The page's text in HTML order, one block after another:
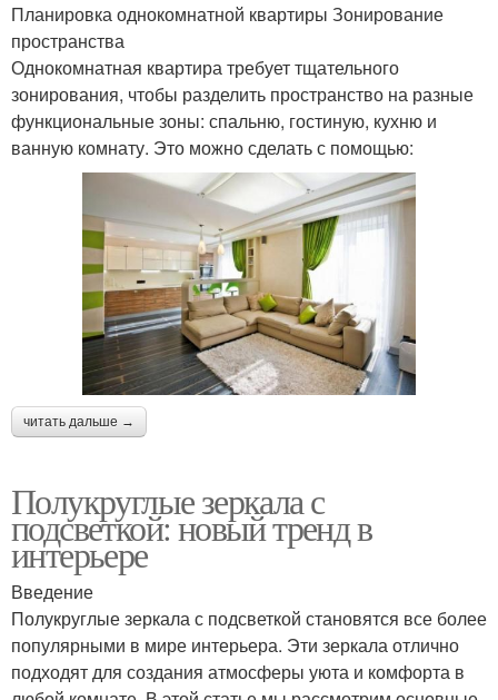
Планировка однокомнатной квартиры Зонирование
пространства
Однокомнатная квартира требует тщательного
зонирования, чтобы разделить пространство на разные
функциональные зоны: спальню, гостиную, кухню и
ванную комнату. Это можно сделать с помощью:
читать дальше →
Полукруглые зеркала с
подсветкой: новый тренд в
интерьере
Введение
Полукруглые зеркала с подсветкой становятся все более
популярными в мире интерьера. Эти зеркала отлично
подходят для создания атмосферы уюта и комфорта в